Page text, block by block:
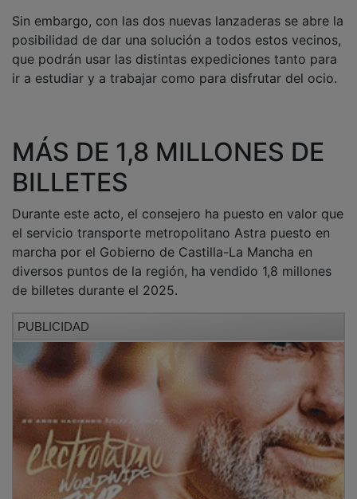
posibilidad de dar una solución a todos estos vecinos,
que podrán usar las distintas expediciones tanto para
ir a estudiar y a trabajar como para disfrutar del ocio.
MÁS DE 1,8 MILLONES DE
BILLETES
el servicio transporte metropolitano Astra puesto en
marcha por el Gobierno de Castilla-La Mancha en
diversos puntos de la región, ha vendido 1,8 millones
de billetes durante el 2025.